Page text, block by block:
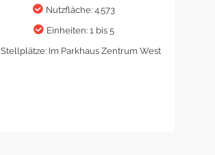
Nutzfläche: 4.573
Einheiten: 1 bis 5
Stellplätze: Im Parkhaus Zentrum West